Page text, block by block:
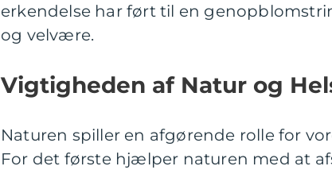
erkendelse har ført til en
og velvære.
Vigtigheden af Natur og
Naturen spiller en afgørende rolle for
For det første hjælper naturen med at